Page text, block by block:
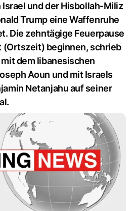
und der Hisbollah-Miliz
Trump eine Waffenruhe
Die zehntägige Feuerpause
(Ortszeit) beginnen, schrieb
dem libanesischen
Aoun und mit Israels
Netanjahu auf seiner